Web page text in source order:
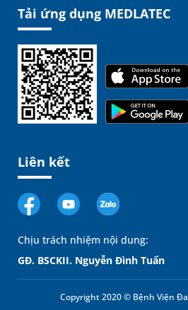
Tải ứng dụng MEDLATEC
Liên kết
Chịu trách nhiệm nội dung:
GĐ. BSCKII. Nguyễn Đình Tuấn
Copyright 2020 © Bệnh Viện Đa